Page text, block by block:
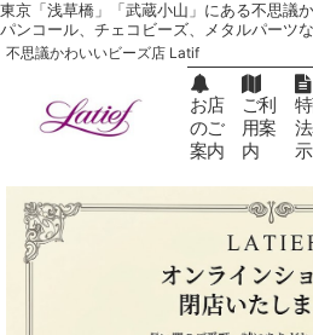
東京「浅草橋」「武蔵小山」にある不思議
パンコール、チェコビーズ、メタルパーツ
不思議かわいいビーズ店 Latif
お店
のご
案内
ご利
用案
内
示